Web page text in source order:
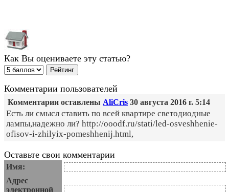
Как Вы оцениваете эту статью?
Комментарии пользователей
Комментарии оставлены AliCris 30 августа 2016 г. 5:14
Есть ли смысл ставить по всей квартире светодиодные
лампы,надежно ли? http://ooodf.ru/stati/led-osveshhenie-
ofisov-i-zhilyix-pomeshhenij.html,
Оставьте свои комментарии
Имя:
Адрес
электронной